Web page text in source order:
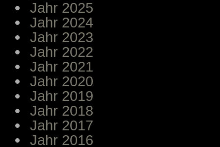
Jahr 2025
Jahr 2024
Jahr 2023
Jahr 2022
Jahr 2021
Jahr 2020
Jahr 2019
Jahr 2018
Jahr 2017
Jahr 2016